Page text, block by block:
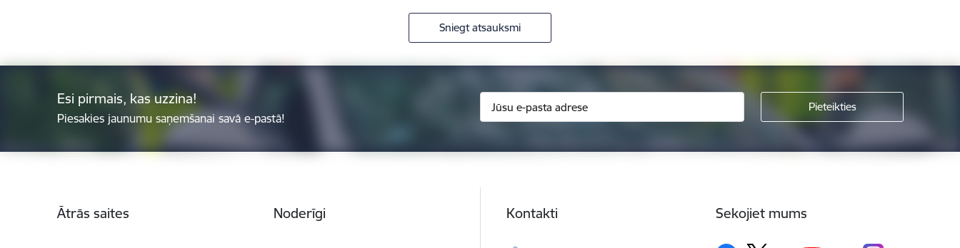
Sniegt atsauksmi
Esi pirmais, kas uzzina!
Piesakies jaunumu saņemšanai savā e-pastā!
Ātrās saites Noderīgi Kontakti Sekojiet mums